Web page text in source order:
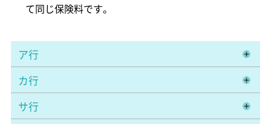
て同じ保険料です。
ア行
カ行
サ行